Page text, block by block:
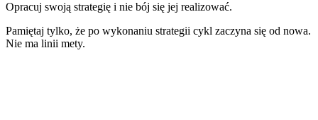
Opracuj swoją strategię i nie bój się jej realizować.
Pamiętaj tylko, że po wykonaniu strategii cykl zaczyna się od nowa.
Nie ma linii mety.